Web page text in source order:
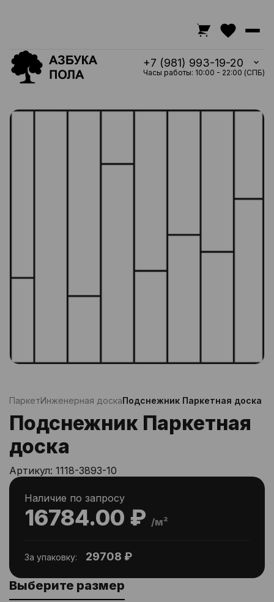
+7 (981) 993-19-20
Часы работы: 10:00 - 22:00 (СПБ)
ПаркетИнженерная доскаПодснежник Паркетная доска
Подснежник Паркетная
доска
Артикул: 1118-3893-10
16784.00 ₽ /м²
Наличие по запросу
За упаковку: 29708 ₽
Выберите размер